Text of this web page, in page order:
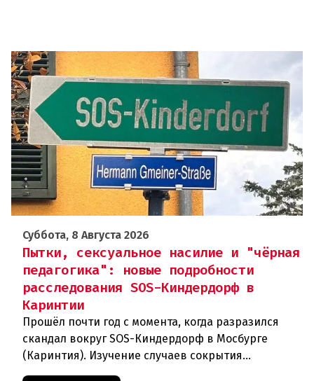
Суббота, 8 Августа 2026
Пытки, сексуальное насилие и "чёрная
педагогика": новые подробности
расследования SOS-Киндердорф в
Каринтии
Прошёл почти год с момента, когда разразился
скандал вокруг SOS-Киндердорф в Мосбурге
(Каринтия). Изучение случаев сокрытия